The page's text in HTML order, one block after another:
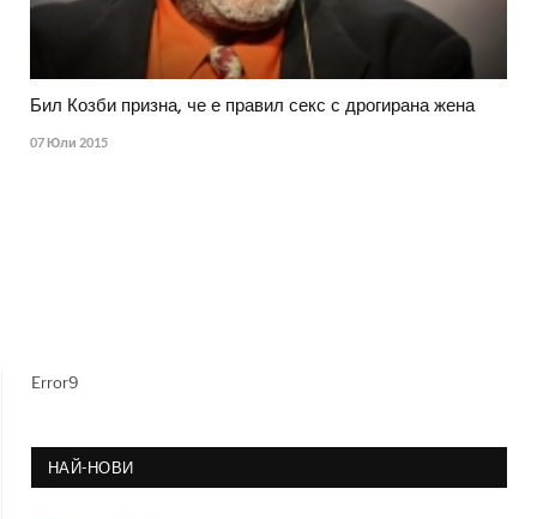
Бил Козби призна, че е правил секс с дрогирана жена
07 Юли 2015
Error9
НАЙ-НОВИ